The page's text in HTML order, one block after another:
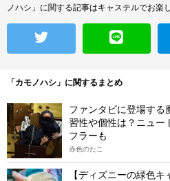
ノハシ」に関する記事はキャステルでお楽
「カモノハシ」に関するまとめ
ファンタビに登場する
習性や個性は？ニュー
フラーも
赤色のたこ
【ディズニーの緑色